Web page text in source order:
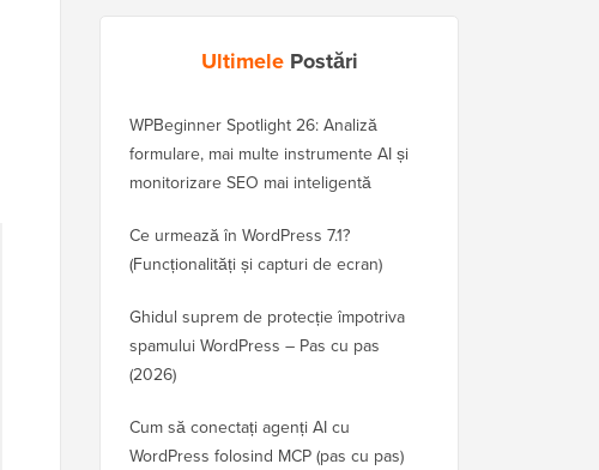
UltimelePostări
WPBeginner Spotlight 26: Analiză
formulare, mai multe instrumente AI și
monitorizare SEO mai inteligentă
Ce urmează în WordPress 7.1?
(Funcționalități și capturi de ecran)
Ghidul suprem de protecție împotriva
spamului WordPress – Pas cu pas
(2026)
Cum să conectați agenți AI cu
WordPress folosind MCP (pas cu pas)